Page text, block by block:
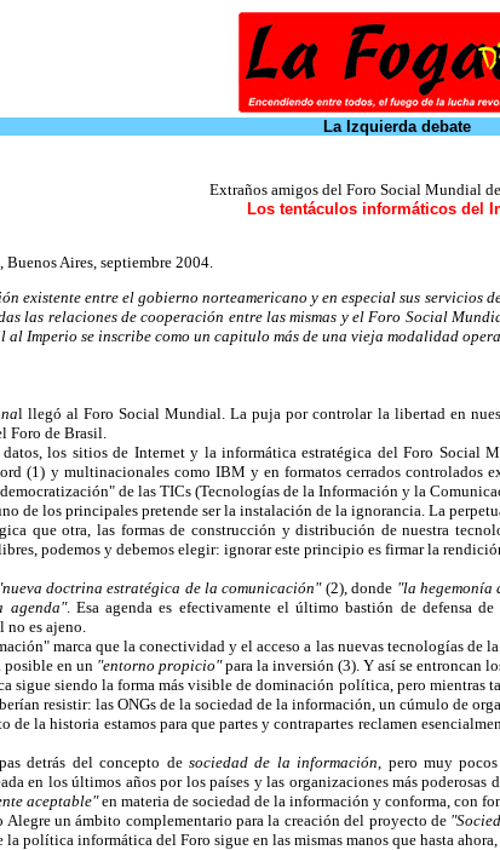
La Izquierda debate
Extraños amigos del Foro Social Mundial
Los tentáculos informáticos del
Aires, septiembre 2004.
existente entre el gobierno norteamericano y en especial sus
las relaciones de cooperación entre las mismas y el Foro Social
al Imperio se inscribe como un capitulo más de una vieja modalidad
l llegó al Foro Social Mundial. La puja por controlar la libertad en
Foro de Brasil.
los sitios de Internet y la informática estratégica del Foro Social
(1) y multinacionales como IBM y en formatos cerrados controlados
de las TICs (Tecnologías de la Información y la
de los principales pretende ser la instalación de la ignorancia. La
que otra, las formas de construcción y distribución de nuestra
podemos y debemos elegir: ignorar este principio es firmar la
doctrina estratégica de la comunicación" (2), donde "la hegemonía
agenda". Esa agenda es efectivamente el último bastión de defensa
es ajeno.
marca que la conectividad y el acceso a las nuevas tecnologías de
en un "entorno propicio"para la inversión (3). Y así se entroncan
sigue siendo la forma más visible de dominación política, pero mientras
resistir: las ONGs de la sociedad de la información, un cúmulo de
de la historia estamos para que partes y contrapartes reclamen
detrás del concepto de sociedad de la información, pero muy
en los últimos años por los países y las organizaciones más
aceptable"en materia de sociedad de la información y conforma, con
un ámbito complementario para la creación del proyecto de
política informática del Foro sigue en las mismas manos que hasta ahora,